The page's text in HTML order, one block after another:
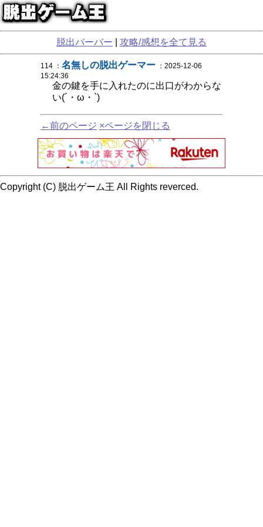
脱出バーバー 攻略/感想を全て見る
114 ： 名無しの脱出ゲーマー ：2025-12-06
15:24:36
金の鍵を手に入れたのに出口がわからな
い(´・ω・`)
←前のページ ×ページを閉じる
Copyright (C) 脱出ゲーム王 All Rights reverced.